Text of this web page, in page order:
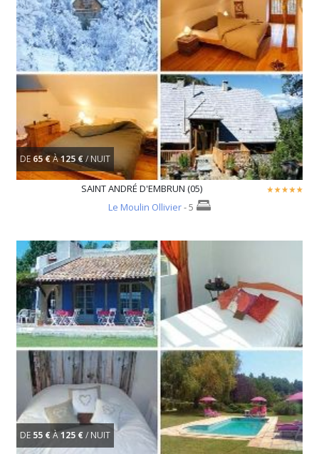
DE 65 €À125 €/ NUIT
SAINT ANDRÉ D'EMBRUN (05)
Le Moulin Ollivier- 5
DE 55 €À125 €/ NUIT